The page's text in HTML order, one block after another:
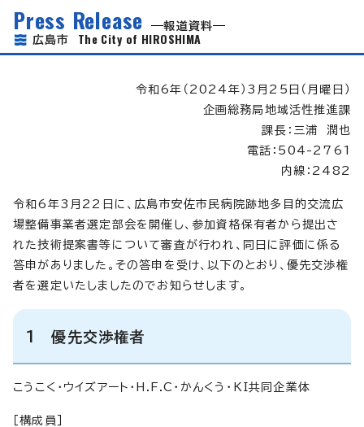
Press Release
報道資料
広島市 The City of HIROSHIMA
令和6年（2024年）3月25日（月曜日）
企画総務局地域活性推進課
課長：三浦 潤也
電話：504-2761
内線：2482
令和6年3月22日に、広島市安佐市民病院跡地多目的交流広
場整備事業者選定部会を開催し、参加資格保有者から提出さ
れた技術提案書等について審査が行われ、同日に評価に係る
答申がありました。その答申を受け、以下のとおり、優先交渉権
者を選定いたしましたのでお知らせします。
1 優先交渉権者
こうこく・ウイズアート・H.F.C・かんくう・KI共同企業体
［構成員］